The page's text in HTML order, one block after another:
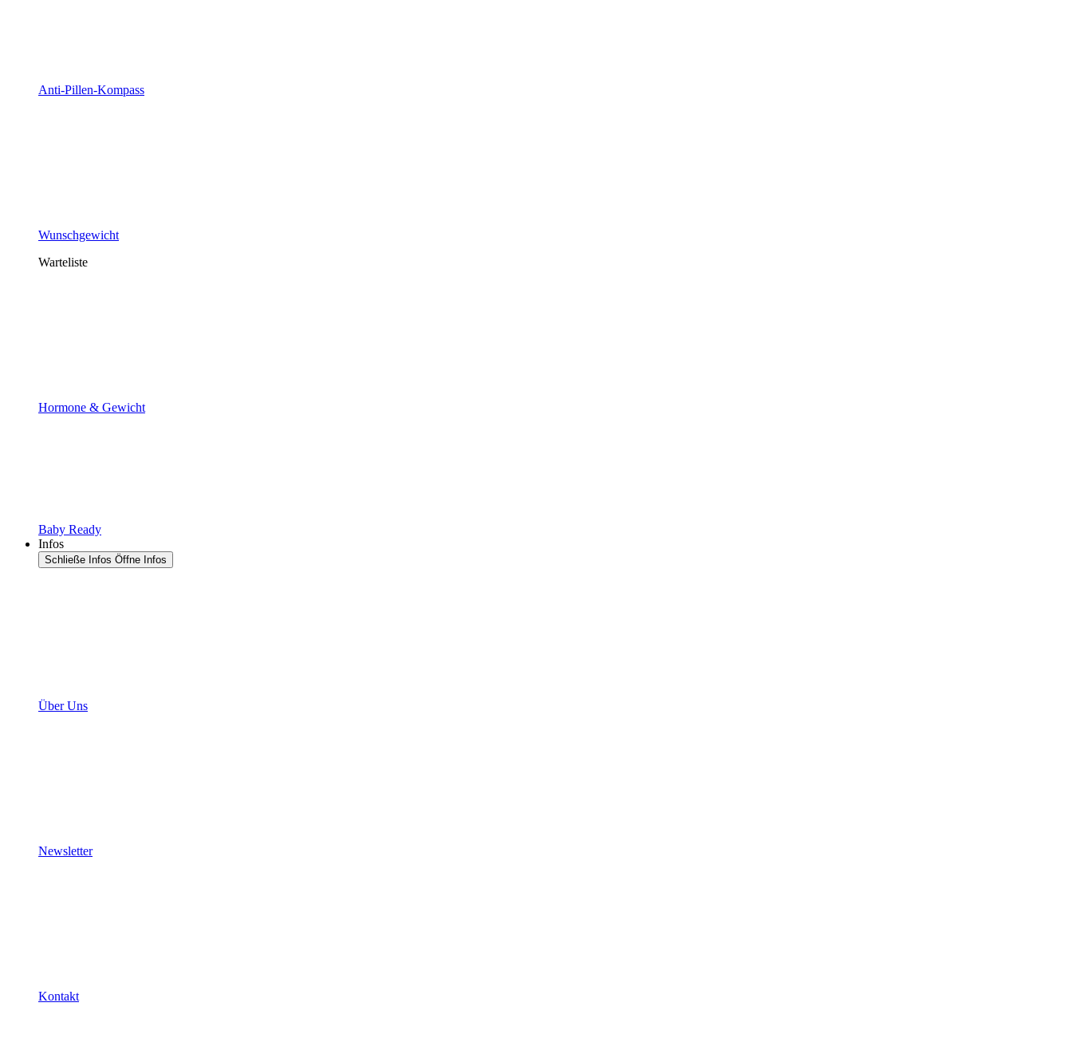
Anti-Pillen-Kompass
Wunschgewicht
Warteliste
Hormone & Gewicht
Baby Ready
Infos
Schließe Infos Öffne Infos
Über Uns
Newsletter
Kontakt